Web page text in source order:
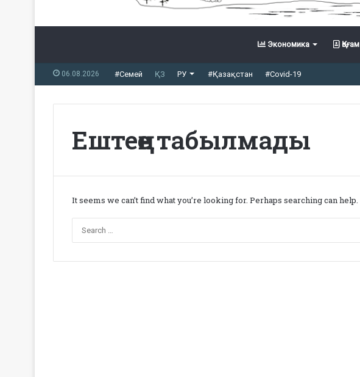
Экономика Қоғам
06.08.2026 #Семей ҚЗ РУ #Қазақстан #Covid-19
Ештеңе табылмады
It seems we can’t find what you’re looking for. Perhaps searching can help.